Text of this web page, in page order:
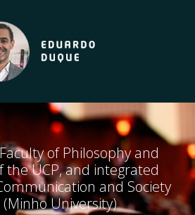
of Philosophy and
the UCP, and integrated
and Society
University)